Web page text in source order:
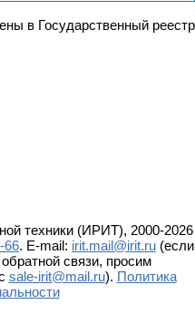
в Государственный реестр
техники (ИРИТ), 2000-2026
66. E-mail: irit.mail@irit.ru (если
связи, просим
sale-irit@mail.ru). Политика